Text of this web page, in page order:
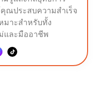
คุณประสบความสำเร็จ
มาะสำหรับทั้ง
และมืออาชีพ